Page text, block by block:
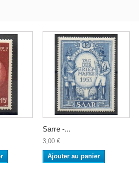
Sarre -...
3,00 €
Ajouter au panier